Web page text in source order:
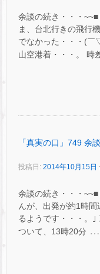
余談の続き・・・
ま、台北行きの飛行
でなかった・・・(
山空港着・・・。 時
「真実の口」749 余
投稿日: 2014年10月15日
余談の続き・・・
んが、出発が約1時
るようです・・・。｣
ついて、13時20分 …